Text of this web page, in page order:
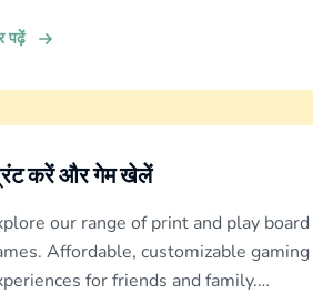
पढ़ें
करें और गेम खेलें
our range of print and play board
Affordable, customizable gaming
for friends and family.